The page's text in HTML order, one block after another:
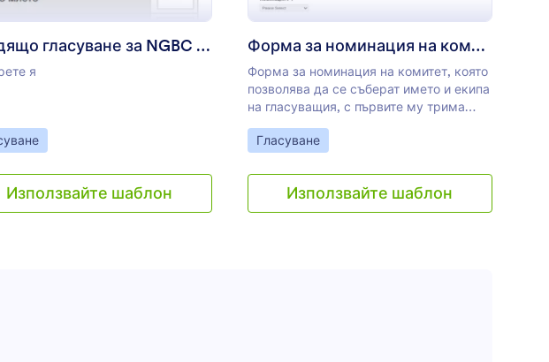
Входящо гласуване за NGBC 2018
я
Category:
Използвайте шаблон
Форма за номинация на комитет
Форма за номинация на комитет, която
позволява да се съберат името и екипа
на гласуващия, с първите му трима
номинирани и мотивите зад всеки.
Go to Category:
Гласуване
Използвайте шаблон